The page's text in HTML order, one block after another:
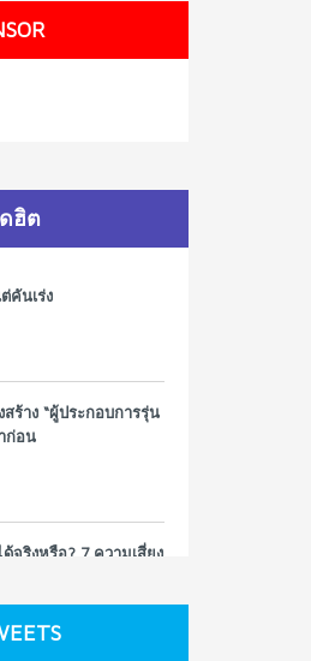
ฮิต
คันเร่ง
ร้าง “ผู้ประกอบการรุ่น
ก่อน
จริงหรือ? 7 ความเสี่ยง